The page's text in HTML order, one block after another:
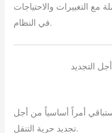
مع التغييرات والاحتياجات
في النظام.
التجديد
أمراً أساسياً من أجل
تجديد حرية التنقل.